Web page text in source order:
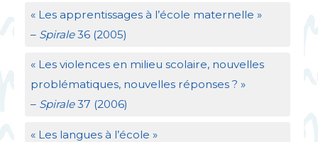
« Les apprentissages à l’école maternelle »
– Spirale36 (2005)
« Les violences en milieu scolaire, nouvelles
problématiques, nouvelles réponses ? »
– Spirale37 (2006)
« Les langues à l’école »